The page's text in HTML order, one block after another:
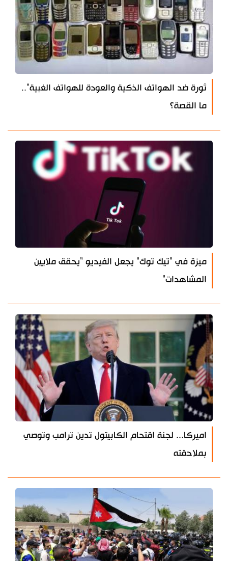
ثورة ضد الهواتف الذكية والعودة للهواتف الغبية"..
ما القصة؟
ميزة في "تيك توك" يجعل الفيديو "يحقق ملايين
المشاهدات"
اميركا... لجنة اقتحام الكابيتول تدين ترامب وتوصي
بملاحقته